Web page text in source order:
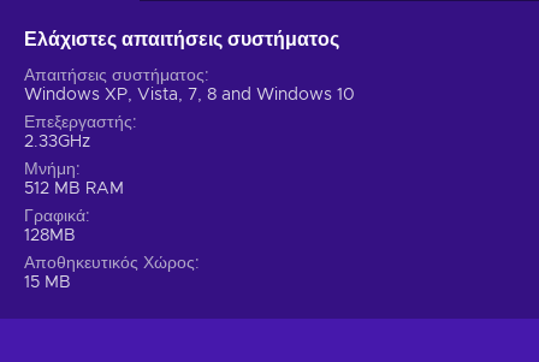
Ελάχιστες απαιτήσεις συστήματος
Απαιτήσεις συστήματος
Windows XP, Vista, 7, 8 and Windows 10
Επεξεργαστής
2.33GHz
Μνήμη
512 MB RAM
Γραφικά
128MB
Αποθηκευτικός Χώρος
15 MB